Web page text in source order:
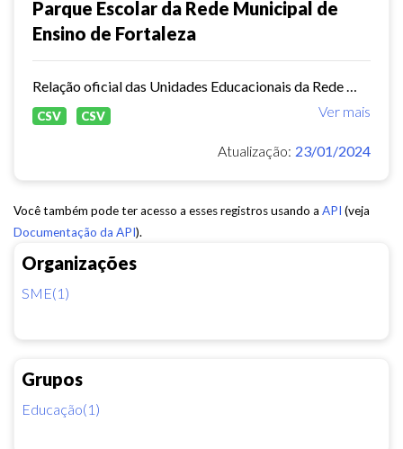
Organizações
SME(1)
Grupos
Educação(1)
Parque Escolar da Rede Municipal de
Ensino de Fortaleza
Ver mais
CSV CSV
Atualização: 23/01/2024
Você também pode ter acesso a esses registros usando a API (veja
Documentação da API).